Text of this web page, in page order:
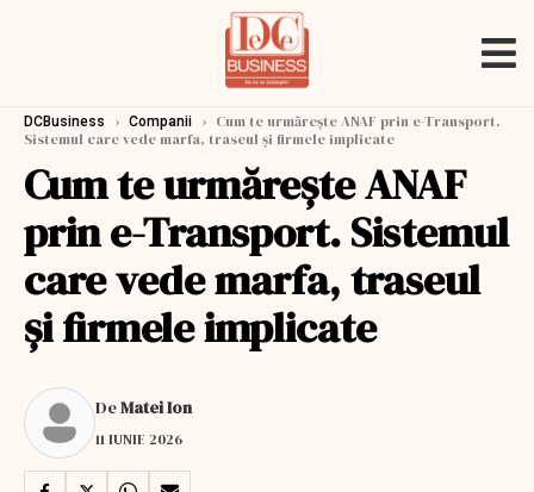
DCBusiness › Companii › Cum te urmărește ANAF prin e-Transport.
Sistemul care vede marfa, traseul și firmele implicate
Cum te urmărește ANAF
prin e-Transport. Sistemul
care vede marfa, traseul
și firmele implicate
DeMatei Ion
11 IUNIE 2026